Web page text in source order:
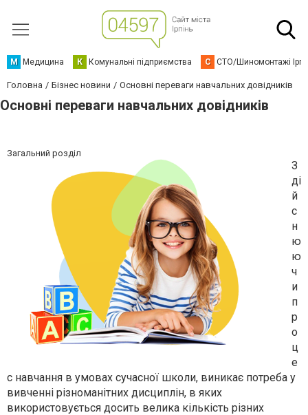
М Медицина К Комунальні підприємства С СТО/Шиномонтажі
Головна Бізнес новини Основні переваги навчальних довідників
Основні переваги навчальних довідників
Загальний розділ
З
ді
й
с
н
ю
ю
ч
и
п
р
о
ц
е
с навчання в умовах сучасної школи, виникає потреба у
вивченні різноманітних дисциплін, в яких
використовується досить велика кількість різних